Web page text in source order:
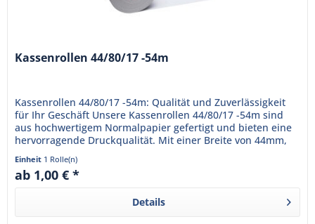
Kassenrollen 44/80/17 -54m
Kassenrollen 44/80/17 -54m: Qualität und Zuverlässigkeit
für Ihr Geschäft Unsere Kassenrollen 44/80/17 -54m sind
aus hochwertigem Normalpapier gefertigt und bieten eine
hervorragende Druckqualität. Mit einer Breite von 44mm,
einem...
Einheit 1 Rolle(n)
ab 1,00 € *
Details